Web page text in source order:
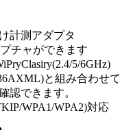
計測アダプタ
チャができます
5/6GHz)
と組み合わせて
認できます。
WPA1/WPA2)対応